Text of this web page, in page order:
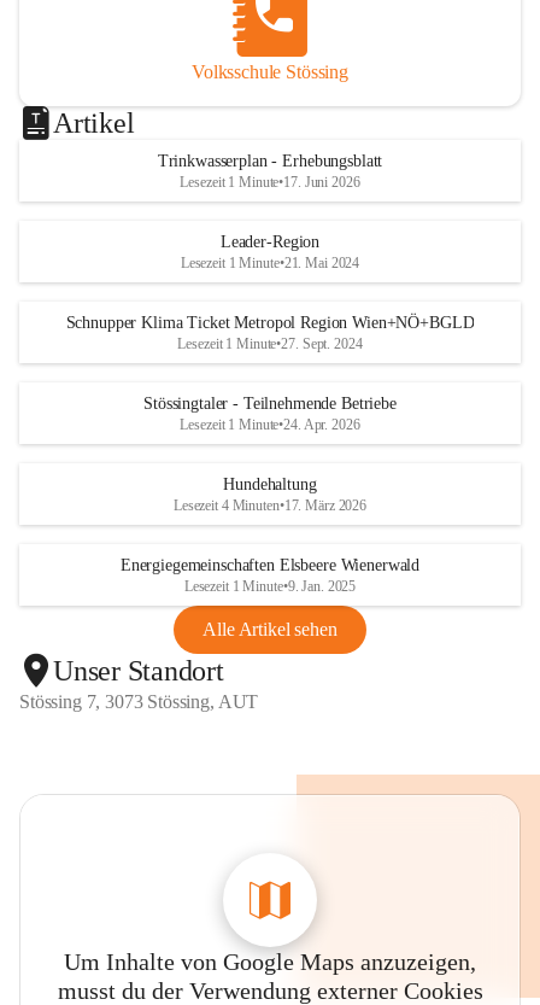
Volksschule Stössing
Artikel
Trinkwasserplan - Erhebungsblatt
Lesezeit 1 Minute•17. Juni 2026
Leader-Region
Lesezeit 1 Minute•21. Mai 2024
Schnupper Klima Ticket Metropol Region Wien+NÖ+BGLD
Lesezeit 1 Minute•27. Sept. 2024
Stössingtaler - Teilnehmende Betriebe
Lesezeit 1 Minute•24. Apr. 2026
Hundehaltung
Lesezeit 4 Minuten•17. März 2026
Energiegemeinschaften Elsbeere Wienerwald
Lesezeit 1 Minute•9. Jan. 2025
Alle Artikel sehen
Unser Standort
Stössing 7, 3073 Stössing, AUT
Um Inhalte von Google Maps anzuzeigen,
musst du der Verwendung externer Cookies